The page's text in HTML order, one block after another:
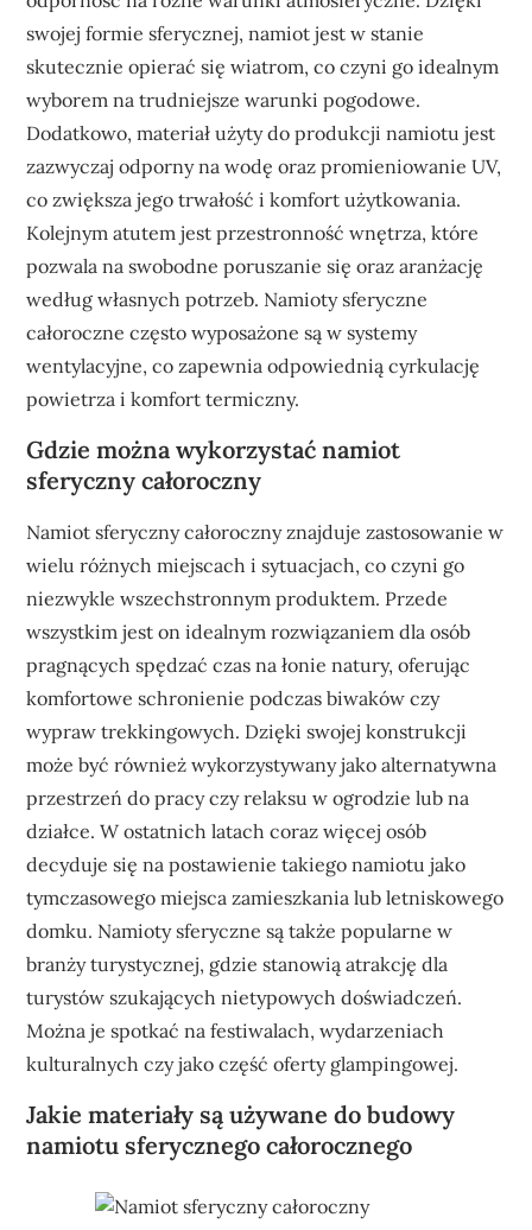
swojej formie sferycznej, namiot jest w stanie
skutecznie opierać się wiatrom, co czyni go idealnym
wyborem na trudniejsze warunki pogodowe.
Dodatkowo, materiał użyty do produkcji namiotu jest
zazwyczaj odporny na wodę oraz promieniowanie UV,
co zwiększa jego trwałość i komfort użytkowania.
Kolejnym atutem jest przestronność wnętrza, które
pozwala na swobodne poruszanie się oraz aranżację
według własnych potrzeb. Namioty sferyczne
całoroczne często wyposażone są w systemy
wentylacyjne, co zapewnia odpowiednią cyrkulację
powietrza i komfort termiczny.
Gdzie można wykorzystać namiot
sferyczny całoroczny
Namiot sferyczny całoroczny znajduje zastosowanie w
wielu różnych miejscach i sytuacjach, co czyni go
niezwykle wszechstronnym produktem. Przede
wszystkim jest on idealnym rozwiązaniem dla osób
pragnących spędzać czas na łonie natury, oferując
komfortowe schronienie podczas biwaków czy
wypraw trekkingowych. Dzięki swojej konstrukcji
może być również wykorzystywany jako alternatywna
przestrzeń do pracy czy relaksu w ogrodzie lub na
działce. W ostatnich latach coraz więcej osób
decyduje się na postawienie takiego namiotu jako
tymczasowego miejsca zamieszkania lub letniskowego
domku. Namioty sferyczne są także popularne w
branży turystycznej, gdzie stanowią atrakcję dla
turystów szukających nietypowych doświadczeń.
Można je spotkać na festiwalach, wydarzeniach
kulturalnych czy jako część oferty glampingowej.
Jakie materiały są używane do budowy
namiotu sferycznego całorocznego